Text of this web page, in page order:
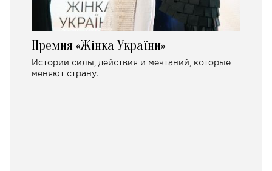
Премия «Жінка України»
Истории силы, действия и мечтаний, которые
меняют страну.